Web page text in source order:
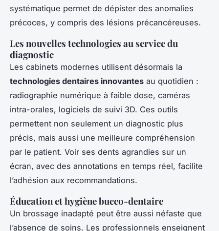
systématique permet de dépister des anomalies
précoces, y compris des lésions précancéreuses.
Les nouvelles technologies au service du
diagnostic
Les cabinets modernes utilisent désormais la
technologies dentaires innovantes au quotidien :
radiographie numérique à faible dose, caméras
intra-orales, logiciels de suivi 3D. Ces outils
permettent non seulement un diagnostic plus
précis, mais aussi une meilleure compréhension
par le patient. Voir ses dents agrandies sur un
écran, avec des annotations en temps réel, facilite
l’adhésion aux recommandations.
Éducation et hygiène bucco-dentaire
Un brossage inadapté peut être aussi néfaste que
l’absence de soins. Les professionnels enseignent